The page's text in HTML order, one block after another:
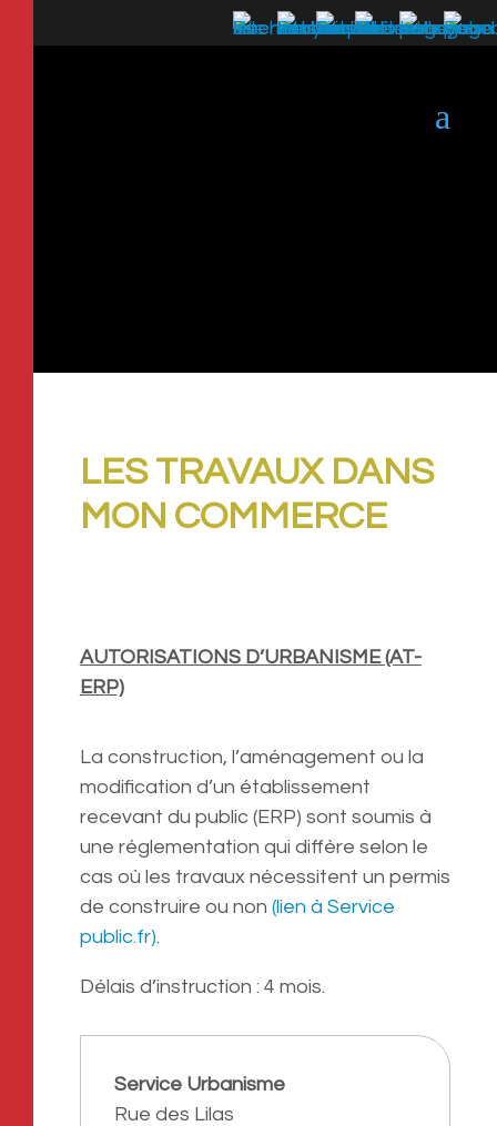
a
LES TRAVAUX DANS
MON COMMERCE
AUTORISATIONS D’URBANISME (AT-
ERP)
La construction, l’aménagement ou la
modification d’un établissement
recevant du public (ERP) sont soumis à
une réglementation qui diffère selon le
cas où les travaux nécessitent un permis
de construire ou non (lien à Service
public.fr).
Délais d’instruction : 4 mois.
Service Urbanisme
Rue des Lilas